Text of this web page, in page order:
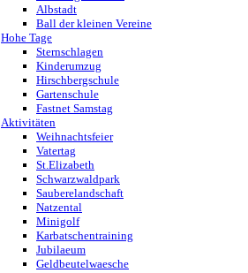
Albstadt
Ball der kleinen Vereine
Hohe Tage
Sternschlagen
Kinderumzug
Hirschbergschule
Gartenschule
Fastnet Samstag
Aktivitäten
Weihnachtsfeier
Vatertag
St.Elizabeth
Schwarzwaldpark
Sauberelandschaft
Natzental
Minigolf
Karbatschentraining
Jubilaeum
Geldbeutelwaesche